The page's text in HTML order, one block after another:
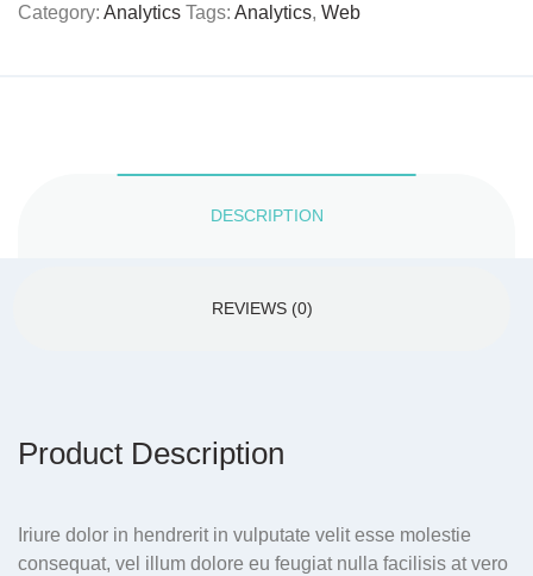
Category: Analytics Tags: Analytics, Web
DESCRIPTION
REVIEWS (0)
Product Description
Iriure dolor in hendrerit in vulputate velit esse molestie
consequat, vel illum dolore eu feugiat nulla facilisis at vero